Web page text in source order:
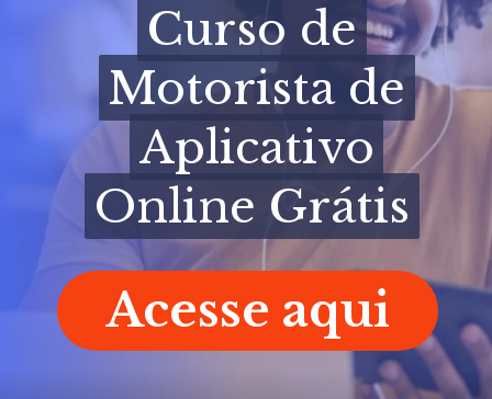
Acesse aqui
Curso de
Motorista de
Aplicativo
Online Grátis
Curso de
Motorista de
Aplicativo
Online Grátis